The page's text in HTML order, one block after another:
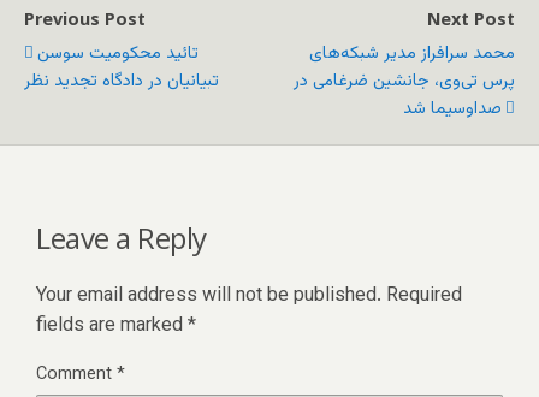
Previous Post
تائید محکومیت سوسن
تبیانیان در دادگاه تجدید نظر
Next Post
محمد سرافراز مدیر شبکه‌های
پرس تی‌وی، جانشین ضرغامی در
صداوسیما شد
Leave a Reply
Your email address will not be published. Required
fields are marked *
Comment*